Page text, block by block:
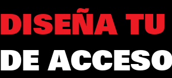
DISEÑA
DE